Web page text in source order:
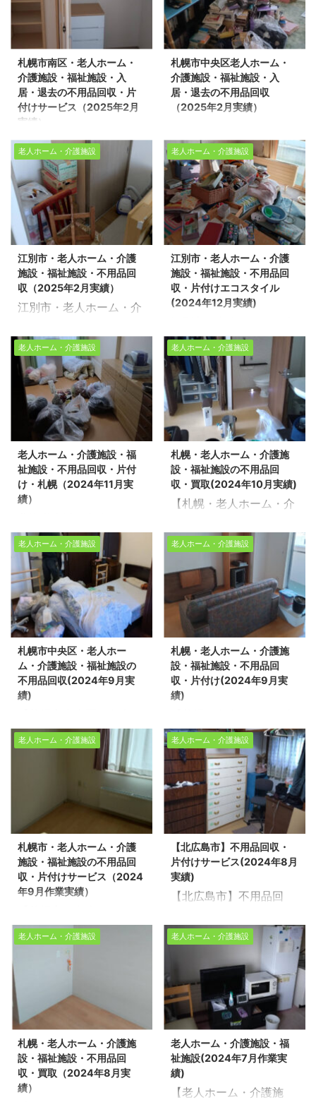
タッフ5名/作業時間5時
間/老人ホーム1LDK 数多
くの不用品回収や遺品整
理の実績があります。 不
用品回収や遺品整理、生
前整理のご依頼は、ぜひ
「生活応 ...
件の整理や不用品回収、
遺品整理に関するお悩み
は、どうぞ私たちにお任
せください。経験豊富で
信頼できるスタッフが、
お客様のご希望に寄り添
い、安心してい ...
不用品回収・遺品整理・
家の片付けを行っており
ます。今回は、旭川市で
介護施設の片付け作業を
させて頂きました。※ス
タッフ6名/作業時間4時
間/介護施設 売却物件の
整理に関するお悩みは、
どうぞ私たちにお任せく
ださい。経験豊富で信頼
できるスタッフが、お客
様のご希望に寄り添い、
安心していただけるサー
ビスを提供いたします。
お客様一人ひとりの想い
に応える丁寧な対応で、
生活空間を心地よく再生
品整理・家の片付けを行
っております。今回は、
札幌市豊平区の老人ホー
ムで片付け作業をさせて
頂きました。※スタッフ5
名/作業時間6時間/老人
ホーム2LDK 売却物件の
整理に関するお悩みは、
どうぞ私たちにお任せく
ださい。経験豊富で信頼
できるスタッフが、お客
様のご希望に寄り添い、
安心していただけるサー
ビスを提供いたします。
お客様一人ひとりの想い
に応える丁寧な対応で、
生活空間を ...
札幌市南区・老人ホーム・
介護施設・福祉施設・入
居・退去の不用品回収・片
付けサービス（2025年2月
実績）
札幌市南区・老人ホー
ム・介護施設・福祉施
設・入居・退去の不用品
回収・片付けサービス
（2025年2月実績） 生
活応援エコスタイルでは
不用品回収・遺品整理・
家の片付けを行っており
ます。今回は、札幌市南
区で老人ホームの片付け
作業をさせて頂きました
間1時間/老人ホーム1R 売
却物件の整理や不用品回
収、遺品整理に関するお
悩みは、どうぞ私たちに
お任せください。経験豊
富で信頼できるスタッフ
が、お客様のご希望に寄
り添い、安心していただ
けるサービスを提供いた
します。 お客様一人ひと
札幌市中央区老人ホーム・
介護施設・福祉施設・入
居・退去の不用品回収
（2025年2月実績）
ム・介護施設・福祉施
設・入居・退去の不用品
回収（2025年2月実績）
生活応援エコスタイルで
は不用品回収・遺品整
理・家の片付けを行って
おります。今回は、札幌
市中央区で老人ホームに
入居されるお客様のご自
宅の片付け作業を環境事
業公社とさせて頂きまし
タッフ7名/作業日数1日
半/分譲マンション
3LDK・物置 売却物件の
整理や不用品回収、遺品
整理に関するお悩みは、
どうぞ私たちにお任せく
ださい。経験豊富で信頼
できるスタッフが、お客
様のご希望に寄り添い、
安心していただけるサー
老人ホーム・介護施設
江別市・老人ホーム・介護
施設・福祉施設・不用品回
収（2025年2月実績）
江別市・老人ホーム・介
品回収（2025年2月実
績） 生活応援エコスタイ
ルでは不用品回収・遺品
整理・家の片付けを行っ
ております。今回は、江
別市で老人ホームの片付
け作業をさせて頂きまし
た。※江別市・スタッフ5
名/作業時間1時間/老人ホ
ーム1R 売却物件の整理
ぞ私たちにお任せくださ
い。経験豊富で信頼でき
るスタッフが、お客様の
ご希望に寄り添い、安心
していただけるサービス
を提供いたします。 お客
様一人ひとりの想いに応
える丁寧な対応で、生活
空間を心地よ ...
老人ホーム・介護施設
江別市・老人ホーム・介護
施設・福祉施設・不用品回
収・片付けエコスタイル
(2024年12月実績)
護施設・福祉施設・不用
品回収・片付けエコスタ
イル(2024年12月実績)
道北、道南、道央、道東
のどのエリアでも対応可
能ですので、まずはお気
軽にご相談ください。 こ
れまで、数多くの不用品
回収や遺品整理を行って
まいりました。今回は江
別市で老人ホームの片付
た。 スタッフ5名/作業時
間2時間/1R 不用品回収
や遺品整理、生前整理に
ついてのお問い合わせ
は、「生活応援エコスタ
イル」にお任せくださ
い！ 【無料相談・お見積
無料】>>お盆の時期・
不用品回収・空き家の片
付け・売却 ...
老人ホーム・介護施設
老人ホーム・介護施設・福
祉施設・不用品回収・片付
け・札幌（2024年11月実
績）
ム・介護施設・福祉施
設・不用品回収・片付け
を行う「生活応援エコス
タイル」です。 道北、道
南、道央、道東のどのエ
リアでも対応可能ですの
で、まずはお気軽にご相
談ください。 これまで、
数多くの不用品回収や遺
品整理を行ってまいりま
した。今回は札幌市中央
作業をさせて頂きまし
た。 スタッフ2名/作業時
間1時間/老人ホーム1R 不
用品回収や遺品整理、生
前整理についてのお問い
合わせは、「生活応援エ
コスタイル」にお任せく
ださい！ 【無料相談・お
見積無料】>>お盆の時
期・不用品回収・ ...
老人ホーム・介護施設
札幌・老人ホーム・介護施
設・福祉施設の不用品回
収・買取(2024年10月実績)
【札幌・老人ホーム・介
品回収・買取(2024年10
月実績)】 北海道を拠点
に家の不用品回収・売却
にともなう家片付け・遺
品整理・生前整理を行っ
ている生活応援エコスタ
イルです。 道北・道南・
道央・道東・どこでもご
相談ください。 不用品回
収や遺品整理の片付け現
付け作業をさせて頂きま
した。 ※スタッフ5名/作
業時間2時間30分/マンシ
ョン2LDK 不用品回収・
遺品整理・生前整理のご
依頼はお気軽に生活応援
エコスタイルへご連絡く
ださい！ 【無料相談・お
...
老人ホーム・介護施設
札幌市中央区・老人ホー
ム・介護施設・福祉施設の
不用品回収(2024年9月実
績)
ーム・介護施設・福祉施
設の不用品回収(2024年
9月実績)】 北海道を拠点
に家の不用品回収・売却
にともなう家片付け・遺
品整理・生前整理を行っ
ている生活応援エコスタ
イルです。 道北・道南・
道央・道東・どこでも老
人ホーム・介護施設・福
祉施設の不用品回収ご相
や遺品整理の片付け現場
実績多数！今回は札幌市
中央区の老人ホームで片
した。 ※スタッフ3名/作
業時間2時間/老人ホーム
1LDK 不用品回収・遺品
整理・生前整理のご依頼
はお気軽に生活応援エコ
スタ ...
老人ホーム・介護施設
札幌・老人ホーム・介護施
設・福祉施設・不用品回
収・片付け(2024年9月実
績)
護施設・福祉施設・不用
品回収・片付け(2024年
9月実績)】 北海道を拠点
に家の不用品回収・売却
にともなう家片付け・遺
品整理・生前整理を行っ
ている生活応援エコスタ
イルです。道北・道南・
道央・道東・どこでもご
相談ください。 不用品回
収や遺品整理の片付け現
市豊平区の老人ホームで
片付け作業をさせて頂き
ました。 ※作業スタッフ
4名/作業時間2時間/老人
ホーム1LDK 不用品回
収・遺品整理・生前整理
のご依頼はお気軽に生活
応援エコスタイルへご連
絡ください！ 【無料相
談・お見 ...
老人ホーム・介護施設
札幌市・老人ホーム・介護
施設・福祉施設の不用品回
収・片付けサービス（2024
年9月作業実績）
介護施設・福祉施設の不
用品回収・片付けサービ
ス（2024年9月作業実
の不用品回収・売却にと
もなう家片付け・遺品整
理・生前整理を行ってい
る生活応援エコスタイル
です。道北・道南・道
央・道東・どこでもご相
談ください。 不用品回収
老人ホーム・介護施設
【北広島市】不用品回収・
片付けサービス(2024年8月
実績)
【北広島市】不用品回
(2024年8月実績) 北海道
を拠点に家の不用品回
収・売却にともなう家片
付け・遺品整理・生前整
理を行っている生活応援
エコスタイルです。北広
島市を含め札幌市近郊・
北海道内どこでもお気軽
にご連絡ください。 不用
品回収や遺品整理の片付
け現場実績多数！今回は
老人ホーム・介護施設
札幌・老人ホーム・介護施
設・福祉施設・不用品回
収・買取（2024年8月実
績）
老人ホーム・介護施設
老人ホーム・介護施設・福
祉施設(2024年7月作業実
績)
【老人ホーム・介護施